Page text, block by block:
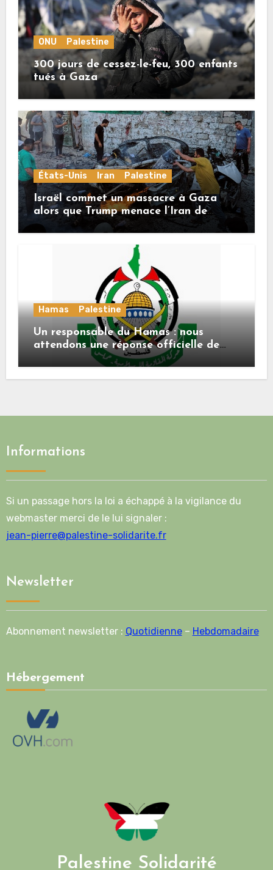
ONU Palestine
300 jours de cessez-le-feu, 300 enfants
tués à Gaza
États-Unis Iran Palestine
Israël commet un massacre à Gaza
alors que Trump menace l’Iran de
«décapitation»
Hamas Palestine
Un responsable du Hamas : nous
attendons une réponse officielle de
Mladenov concernant la feuille de
Informations
Si un passage hors la loi a échappé à la vigilance du
webmaster merci de le lui signaler :
jean-pierre@palestine-solidarite.fr
Newsletter
Abonnement newsletter : Quotidienne– Hebdomadaire
Hébergement
Palestine Solidarité